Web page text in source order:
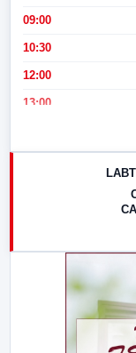
09:00
10:30
12:00
13:00
17:00